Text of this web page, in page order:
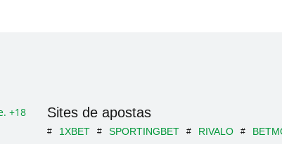
+18 Sites de apostas
1XBET SPORTINGBET RIVALO